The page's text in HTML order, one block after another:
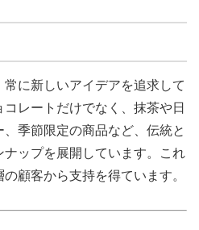
に新しいアイデアを追求して
レートだけでなく、抹茶や日
季節限定の商品など、伝統と
ップを展開しています。これ
顧客から支持を得ています。